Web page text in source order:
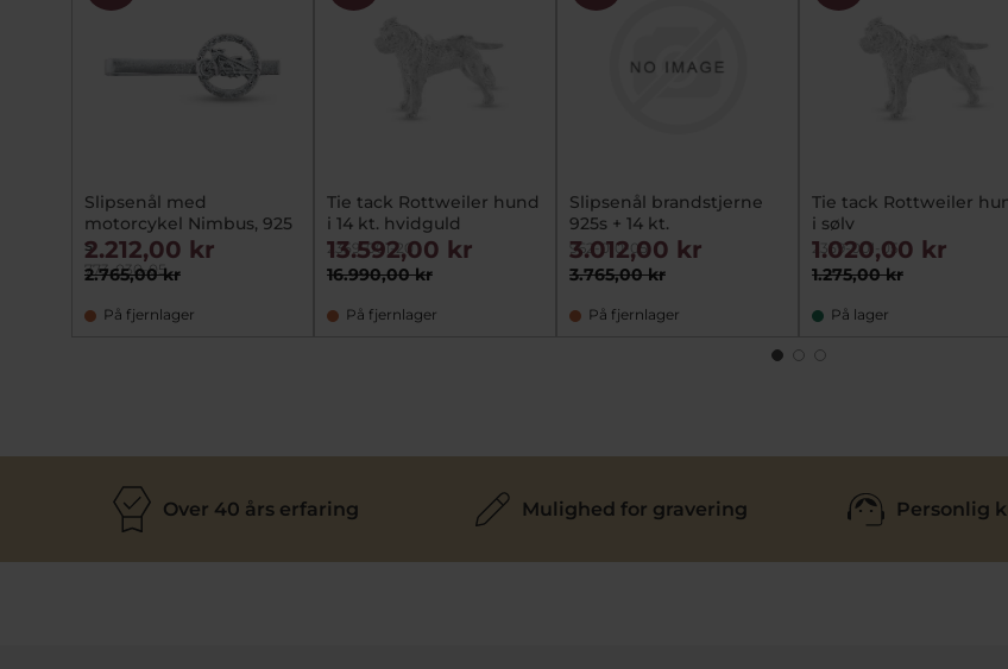
Slipsenål med
motorcykel Nimbus, 925
s
773-030-05
2.765,00 kr
2.212,00 kr
På fjernlager
Tie tack Rottweiler hund
i 14 kt. hvidguld
2359-001-20
16.990,00 kr
13.592,00 kr
På fjernlager
Slipsenål brandstjerne
925s + 14 kt.
962-010-05
3.765,00 kr
3.012,00 kr
På fjernlager
Tie tack Rottweiler
i sølv
2359-001-05
1.275,00 kr
1.020,00 kr
På lager
Over 40 års erfaring Mulighed for gravering Personlig